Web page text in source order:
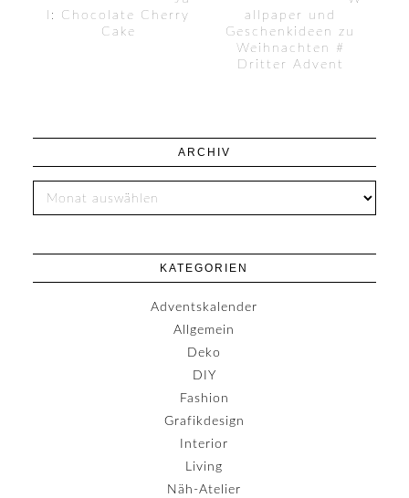
l: Chocolate Cherry
Cake
allpaper und
Geschenkideen zu
Weihnachten #
Dritter Advent
ARCHIV
KATEGORIEN
Adventskalender
Allgemein
Deko
DIY
Fashion
Grafikdesign
Interior
Living
Näh-Atelier